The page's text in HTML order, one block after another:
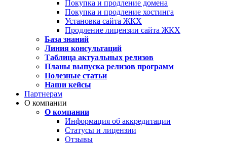
Покупка и продление домена
Покупка и продление хостинга
Установка сайта ЖКХ
Продление лицензии сайта ЖКХ
База знаний
Линия консультаций
Таблица актуальных релизов
Планы выпуска релизов программ
Полезные статьи
Наши кейсы
Партнерам
О компании
О компании
Информация об аккредитации
Статусы и лицензии
Отзывы